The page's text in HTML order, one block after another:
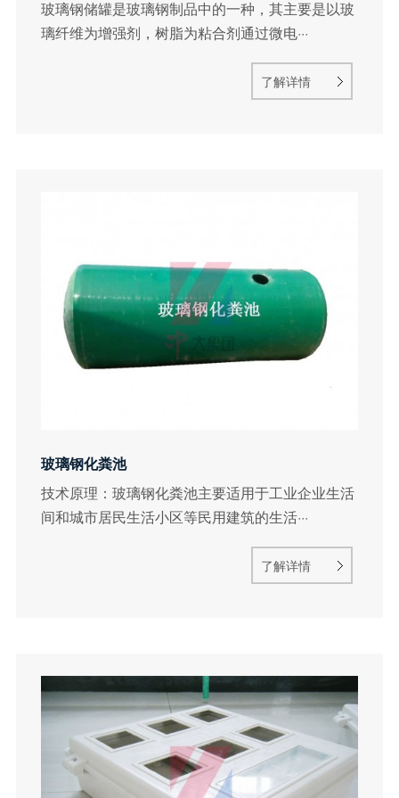
玻璃钢储罐是玻璃钢制品中的一种，其主要是以玻
璃纤维为增强剂，树脂为粘合剂通过微电···
了解详情
玻璃钢化粪池
技术原理：玻璃钢化粪池主要适用于工业企业生活
间和城市居民生活小区等民用建筑的生活···
了解详情